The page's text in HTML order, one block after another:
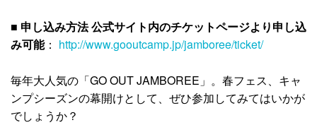
■ 申し込み方法 公式サイト内のチケットページより申し込
み可能： http://www.gooutcamp.jp/jamboree/ticket/
毎年大人気の「GO OUT JAMBOREE」。春フェス、キャ
ンプシーズンの幕開けとして、ぜひ参加してみてはいかが
でしょうか？